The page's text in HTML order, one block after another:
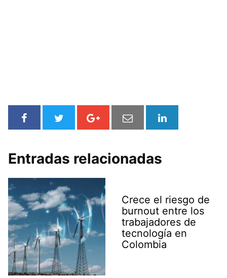
Entradas relacionadas
Crece el riesgo de
burnout entre los
trabajadores de
tecnología en
Colombia